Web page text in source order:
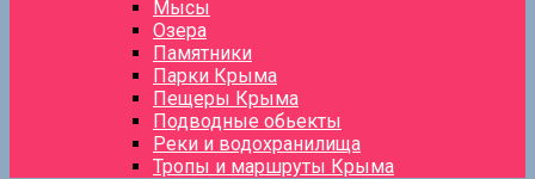
Мысы
Озера
Памятники
Парки Крыма
Пещеры Крыма
Подводные обьекты
Реки и водохранилища
Тропы и маршруты Крыма